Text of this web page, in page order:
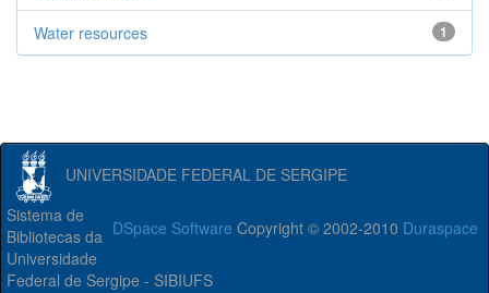
1
Water resources
UNIVERSIDADE FEDERAL DE SERGIPE
DSpace Software Copyright © 2002-2010 Duraspace
Sistema de
Bibliotecas da
Universidade
Federal de Sergipe - SIBIUFS